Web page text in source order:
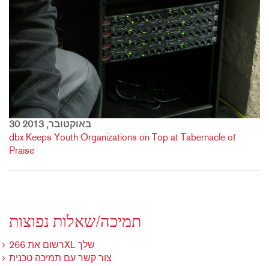
30 באוקטובר, 2013
dbx Keeps Youth Organizations on Top at Tabernacle of
Praise
תמיכה/שאלות נפוצות
רשום את 266XL שלך
צור קשר עם תמיכה טכנית